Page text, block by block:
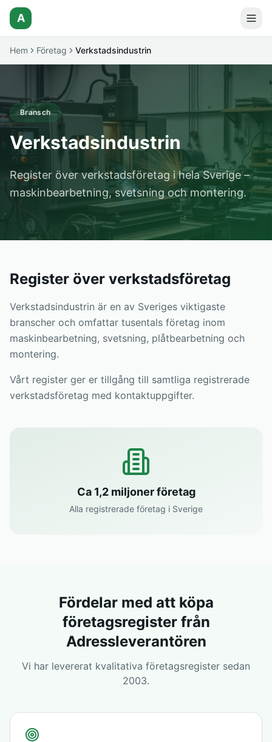
A
Hem Företag Verkstadsindustrin
Bransch
Verkstadsindustrin
Register över verkstadsföretag i hela Sverige –
maskinbearbetning, svetsning och montering.
Register över verkstadsföretag
Verkstadsindustrin är en av Sveriges viktigaste
branscher och omfattar tusentals företag inom
maskinbearbetning, svetsning, plåtbearbetning och
montering.
Vårt register ger er tillgång till samtliga registrerade
verkstadsföretag med kontaktuppgifter.
Ca 1,2 miljoner företag
Alla registrerade företag i Sverige
Fördelar med att köpa
företagsregister från
Adressleverantören
Vi har levererat kvalitativa företagsregister sedan
2003.